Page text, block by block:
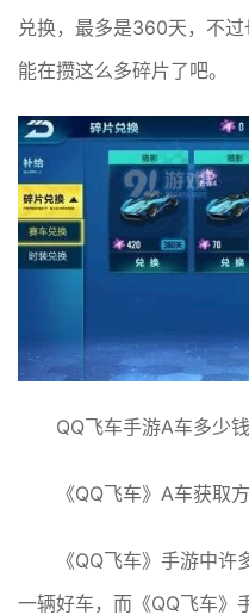
兑换，最多是360天，不
能在攒这么多碎片了吧。
QQ飞车手游A车多少
《QQ飞车》A车获取
《QQ飞车》手游中
一辆好车，而《QQ飞车》